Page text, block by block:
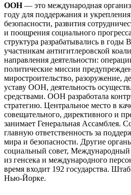
ООН— это международная
году для поддержания и
безопасности, развития
и поощрения социального
структура разрабатывались в
участникам антигитлеровской
направления деятельности:
политические миссии
миростроительство, разоружение,
уставу ООН, деятельность
средствами. ООН разработала
стратегию. Центральное место в
совещательного, директивного и
занимает Генеральная Ассамблея.
главную ответственность за
мира и безопасности. Другие
социальный совет, Международный
из генсека и международного
время входит 192 государства.
Нью-Йорке.